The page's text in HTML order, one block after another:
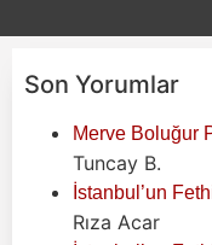
Son Yorumlar
Merve Boluğur
Tuncay B.
İstanbul’un
Rıza Acar